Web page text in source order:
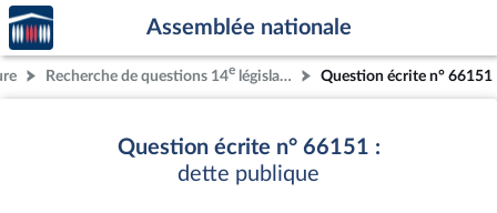
Aller au contenu
Aller en bas de la page
Accèder
à la
page
d'accueil
Assemblée nationale
Recherche de questions 14e législature Question écrite n° 66151
Question écrite n° 66151 :
dette publique